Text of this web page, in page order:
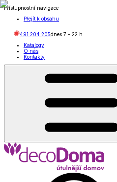
Přístupnostní navigace
Přejít k obsahu
491 204 205dnes 7 - 22 h
Katalogy
O nás
Kontakty